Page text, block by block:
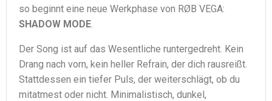
so beginnt eine neue Werkphase von RØB VEGA:
SHADOW MODE.
Der Song ist auf das Wesentliche runtergedreht. Kein
Drang nach vorn, kein heller Refrain, der dich rausreißt.
Stattdessen ein tiefer Puls, der weiterschlägt, ob du
mitatmest oder nicht. Minimalistisch, dunkel,